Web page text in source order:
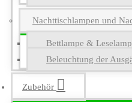
Nachttischlampen und
Bettlampe &
Beleuchtung der
Zubehör